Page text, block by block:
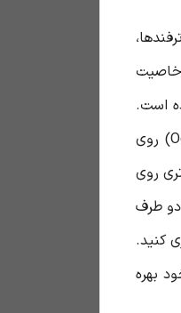
خاصیت
است.
پوست خشک به دلیل نداشتن چربی کافی، مولکول‌های عطر را به‌سرعت تبخیر می‌کند. وازلین با ایجاد یک لایه نازک، چرب و غیرقابل نفوذ (Occlusive) روی
روی
دو طرف
کنید.
بهره